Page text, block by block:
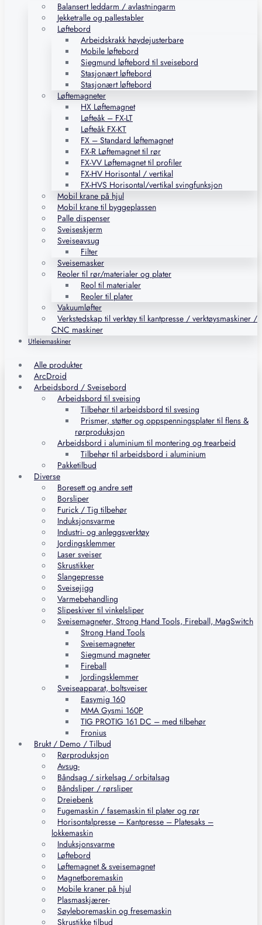
Balansert leddarm / avlastningarm
Jekketralle og pallestabler
Løftebord
Arbeidskrakk høydejusterbare
Mobile løftebord
Siegmund løftebord til sveisebord
Stasjonært løftebord
Stasjonært løftebord
Løftemagneter
HX Løftemagnet
Løfteåk – FX-LT
Løfteåk FX-KT
FX – Standard løftemagnet
FX-R Løftemagnet til rør
FX-VV Løftemagnet til profiler
FX-HV Horisontal / vertikal
FX-HVS Horisontal/vertikal svingfunksjon
Mobil krane på hjul
Mobil krane til byggeplassen
Palle dispenser
Sveiseskjerm
Sveiseavsug
Filter
Sveisemasker
Reoler til rør/materialer og plater
Reol til materialer
Reoler til plater
Vakuumløfter
Verkstedskap til verktøy til kantpresse / verktøysmaskiner /
CNC maskiner
Utleiemaskiner
Alle produkter
ArcDroid
Arbeidsbord / Sveisebord
Arbeidsbord til sveising
Tilbehør til arbeidsbord til svesing
Prismer, støtter og oppspenningsplater til flens &
rørproduksjon
Arbeidsbord i aluminium til montering og trearbeid
Tilbehør til arbeidsbord i aluminium
Pakketilbud
Diverse
Boresett og andre sett
Borsliper
Furick / Tig tilbehør
Induksjonsvarme
Industri- og anleggsverktøy
Jordingsklemmer
Laser sveiser
Skrustikker
Slangepresse
Sveisejigg
Varmebehandling
Slipeskiver til vinkelsliper
Sveisemagneter, Strong Hand Tools, Fireball, MagSwitch
Strong Hand Tools
Sveisemagneter
Siegmund magneter
Fireball
Jordingsklemmer
Sveiseapparat, boltsveiser
Easymig 160
MMA Gysmi 160P
TIG PROTIG 161 DC – med tilbehør
Fronius
Brukt / Demo / Tilbud
Rørproduksjon
Avsug-
Båndsag / sirkelsag / orbitalsag
Båndsliper / rørsliper
Dreiebenk
Fugemaskin / fasemaskin til plater og rør
Horisontalpresse – Kantpresse – Platesaks –
lokkemaskin
Induksjonsvarme
Løftebord
Løftemagnet & sveisemagnet
Magnetboremaskin
Mobile kraner på hjul
Plasmaskjærer-
Søyleboremaskin og fresemaskin
Skrustikke tilbud